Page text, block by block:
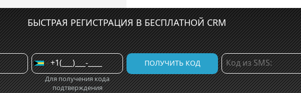
БЫСТРАЯ РЕГИСТРАЦИЯ В БЕСПЛАТНОЙ CRM
Для получения кода
подтверждения